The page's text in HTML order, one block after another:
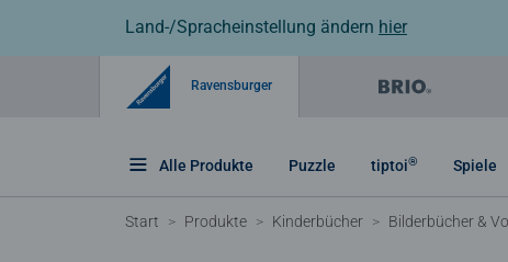
Land-/Spracheinstellung ändern hier
Ravensburger
Alle Produkte Puzzle tiptoi® Spiele
Start Produkte Kinderbücher Bilderbücher &